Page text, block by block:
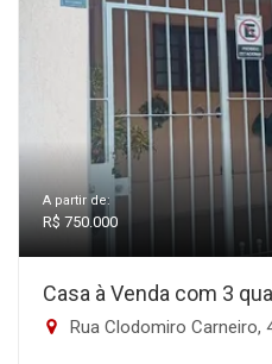
A partir de:
R$ 750.000
Casa à Venda com 3
Rua Clodomiro Carneiro,